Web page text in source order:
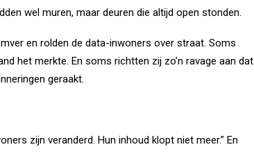
wel muren, maar deuren die altijd open stonden.
en rolden de data-inwoners over straat. Soms
het merkte. En soms richtten zij zo’n ravage aan dat
geraakt.
zijn veranderd. Hun inhoud klopt niet meer.” En